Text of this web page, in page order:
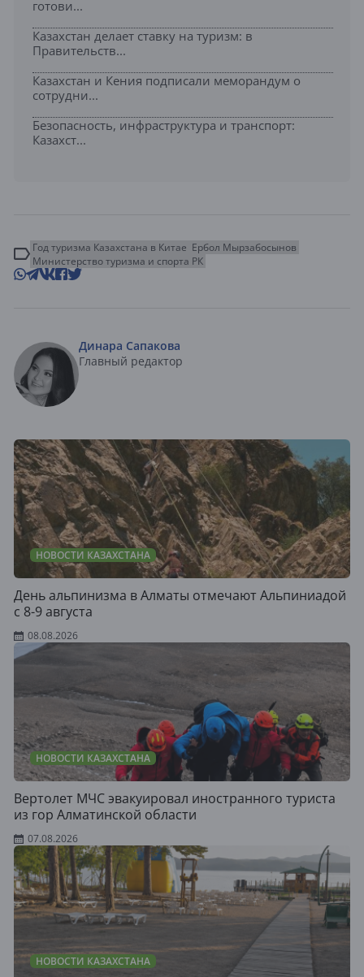
готови...
Казахстан делает ставку на туризм: в
Правительств...
Казахстан и Кения подписали меморандум о
сотрудни...
Безопасность, инфраструктура и транспорт:
Казахст...
Год туризма Казахстана в Китае Ербол Мырзабосынов
Министерство туризма и спорта РК
Динара Сапакова
Главный редактор
НОВОСТИ КАЗАХСТАНА
День альпинизма в Алматы отмечают Альпиниадой
с 8-9 августа
08.08.2026
НОВОСТИ КАЗАХСТАНА
Вертолет МЧС эвакуировал иностранного туриста
из гор Алматинской области
07.08.2026
НОВОСТИ КАЗАХСТАНА